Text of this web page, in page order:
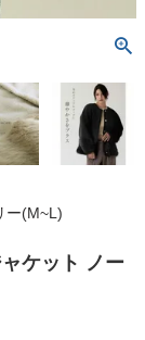
ー(M~L)
ケット ノー